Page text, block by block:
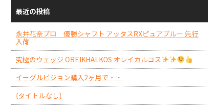
最近の投稿
永井花奈プロ 優勝シャフト アッタスRXピュアブルー 先行
入荷
究極のウェッジ OREIKHALKOS オレイカルコス
イーグルビジョン購入2ヶ月で・・
(タイトルなし)